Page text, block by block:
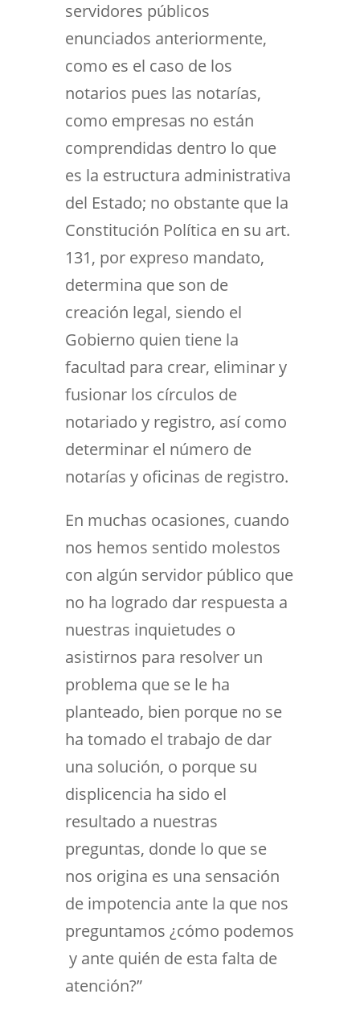
servidores públicos
enunciados anteriormente,
como es el caso de los
notarios pues las notarías,
como empresas no están
comprendidas dentro lo que
es la estructura administrativa
del Estado; no obstante que la
Constitución Política en su art.
131, por expreso mandato,
determina que son de
creación legal, siendo el
Gobierno quien tiene la
facultad para crear, eliminar y
fusionar los círculos de
notariado y registro, así como
determinar el número de
notarías y oficinas de registro.
En muchas ocasiones, cuando
nos hemos sentido molestos
con algún servidor público que
no ha logrado dar respuesta a
nuestras inquietudes o
asistirnos para resolver un
problema que se le ha
planteado, bien porque no se
ha tomado el trabajo de dar
una solución, o porque su
displicencia ha sido el
resultado a nuestras
preguntas, donde lo que se
nos origina es una sensación
de impotencia ante la que nos
preguntamos ¿cómo podemos
y ante quién de esta falta de
atención?”